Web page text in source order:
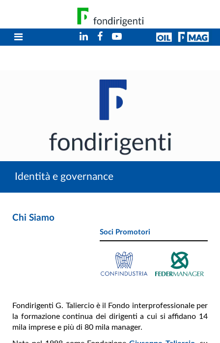
Identità e governance
Chi Siamo
Soci Promotori
Fondirigenti G. Taliercio è il Fondo interprofessionale per
la formazione continua dei dirigenti a cui si affidano 14
mila imprese e più di 80 mila manager.